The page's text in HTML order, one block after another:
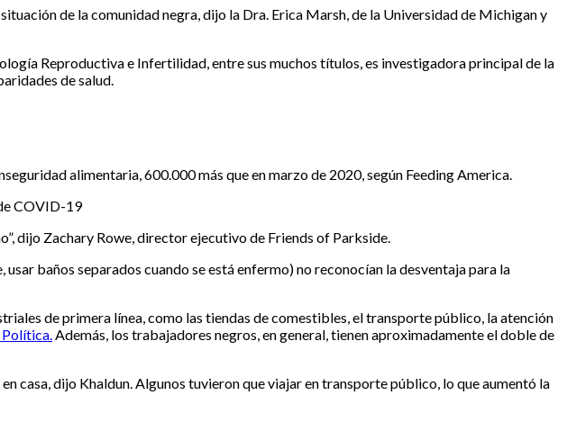
de la comunidad negra, dijo la Dra. Erica Marsh, de la Universidad de Michigan y
Reproductiva e Infertilidad, entre sus muchos títulos, es investigadora principal de la
de salud.
alimentaria, 600.000 más que en marzo de 2020, según Feeding America.
COVID-19
dijo Zachary Rowe, director ejecutivo de Friends of Parkside.
baños separados cuando se está enfermo) no reconocían la desventaja para la
de primera línea, como las tiendas de comestibles, el transporte público, la atención
Política.Además, los trabajadores negros, en general, tienen aproximadamente el doble de
casa, dijo Khaldun. Algunos tuvieron que viajar en transporte público, lo que aumentó la